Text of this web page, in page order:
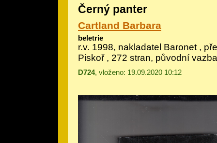
Černý panter
Cartland Barbara
beletrie
r.v. 1998, nakladatel Baronet ,
Piskoř , 272 stran, původní
D724, vloženo: 19.09.2020 10:12